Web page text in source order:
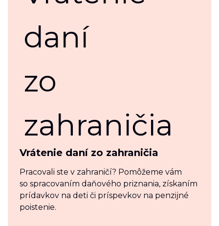
Vrátenie daní zo zahraničia
Pracovali ste v zahraničí? Pomôžeme vám
so spracovaním daňového priznania, získaním
prídavkov na deti či príspevkov na penzijné
poistenie.